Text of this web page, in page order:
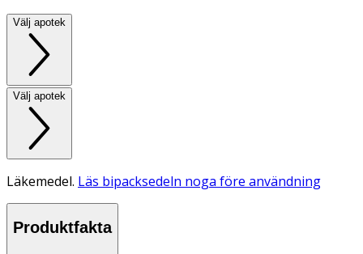
Välj apotek
Välj apotek
Läkemedel. Läs bipacksedeln noga före användning
Produktfakta